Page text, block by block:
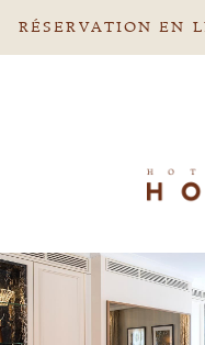
RÉSERVATION EN